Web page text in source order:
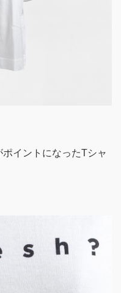
イントになったTシャ